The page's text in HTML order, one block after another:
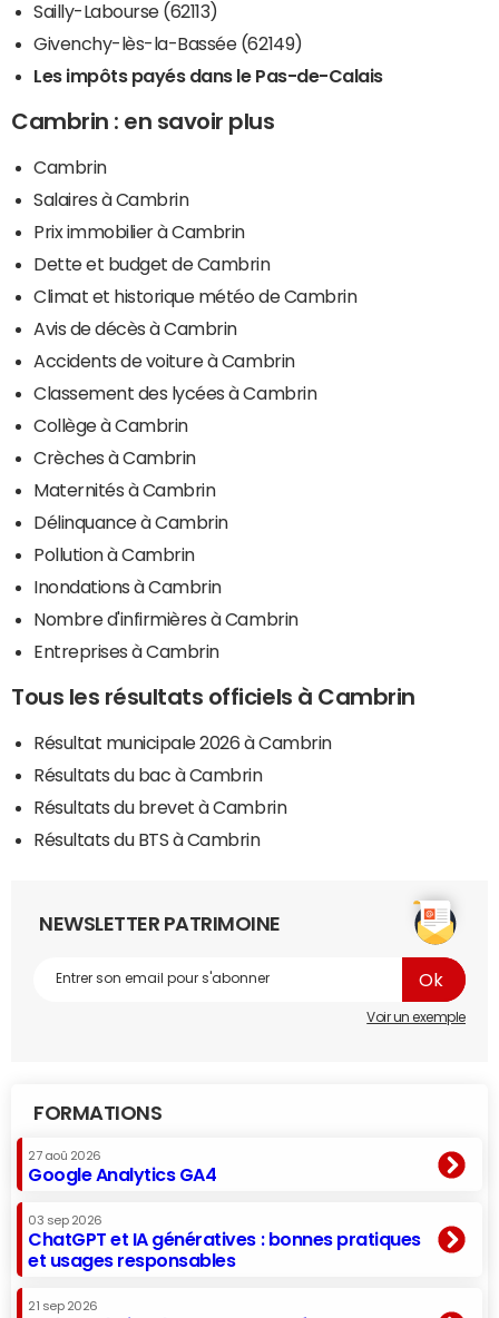
Sailly-Labourse (62113)
Givenchy-lès-la-Bassée (62149)
Les impôts payés dans le Pas-de-Calais
Cambrin : en savoir plus
Cambrin
Salaires à Cambrin
Prix immobilier à Cambrin
Dette et budget de Cambrin
Climat et historique météo de Cambrin
Avis de décès à Cambrin
Accidents de voiture à Cambrin
Classement des lycées à Cambrin
Collège à Cambrin
Crèches à Cambrin
Maternités à Cambrin
Délinquance à Cambrin
Pollution à Cambrin
Inondations à Cambrin
Nombre d'infirmières à Cambrin
Entreprises à Cambrin
Tous les résultats officiels à Cambrin
Résultat municipale 2026 à Cambrin
Résultats du bac à Cambrin
Résultats du brevet à Cambrin
Résultats du BTS à Cambrin
NEWSLETTER PATRIMOINE
Voir un exemple
FORMATIONS
27 aoû 2026
Google Analytics GA4
03 sep 2026
ChatGPT et IA génératives : bonnes pratiques
et usages responsables
21 sep 2026